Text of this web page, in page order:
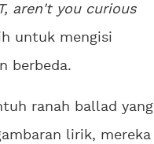
aren't you curious
untuk mengisi
berbeda.
ranah ballad yang
lirik, mereka